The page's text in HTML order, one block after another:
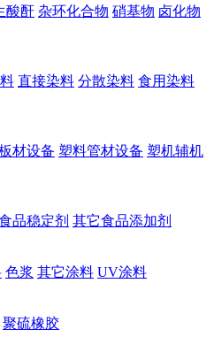
酸酐 杂环化合物 硝基物 卤化物
直接染料 分散染料 食用染料
材设备 塑料管材设备 塑机辅机
品稳定剂 其它食品添加剂
色浆 其它涂料 UV涂料
聚硫橡胶